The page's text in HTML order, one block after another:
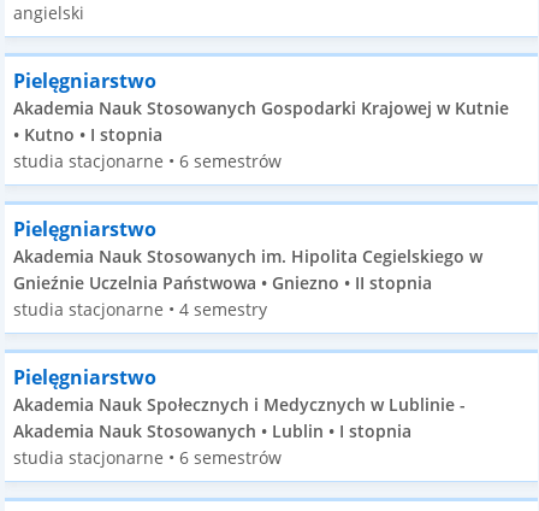
angielski
Pielęgniarstwo
Akademia Nauk Stosowanych Gospodarki Krajowej w Kutnie
• Kutno • I stopnia
studia stacjonarne • 6 semestrów
Pielęgniarstwo
Akademia Nauk Stosowanych im. Hipolita Cegielskiego w
Gnieźnie Uczelnia Państwowa • Gniezno • II stopnia
studia stacjonarne • 4 semestry
Pielęgniarstwo
Akademia Nauk Społecznych i Medycznych w Lublinie -
Akademia Nauk Stosowanych • Lublin • I stopnia
studia stacjonarne • 6 semestrów